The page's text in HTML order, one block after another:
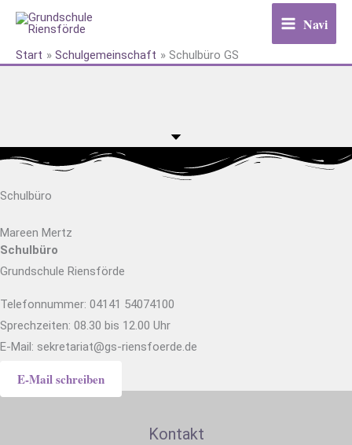
Zum
springen
Navi
Start Schulgemeinschaft Schulbüro GS
Schulbüro
Mareen Mertz
Schulbüro
Grundschule Riensförde
Telefonnummer: 04141 54074100
Sprechzeiten: 08.30 bis 12.00 Uhr
E-Mail: sekretariat@gs-riensfoerde.de
E-Mail schreiben
Kontakt